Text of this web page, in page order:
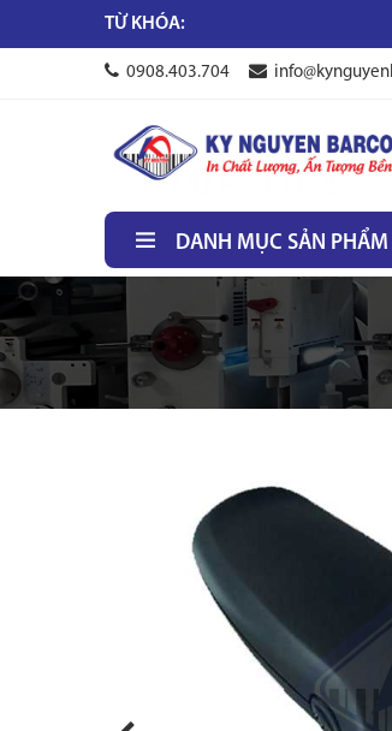
TỪ KHÓA:
0908.403.704
DANH MỤC SẢN PHẨM